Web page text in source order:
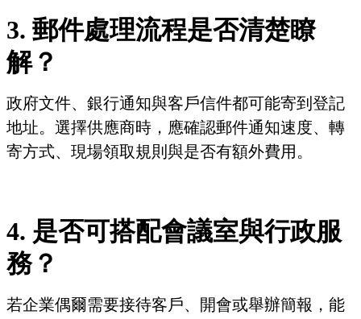
3. 郵件處理流程是否清楚瞭
解？
政府文件、銀行通知與客戶信件都可能寄到登記
地址。選擇供應商時，應確認郵件通知速度、轉
寄方式、現場領取規則與是否有額外費用。
4. 是否可搭配會議室與行政服
務？
若企業偶爾需要接待客戶、開會或舉辦簡報，能